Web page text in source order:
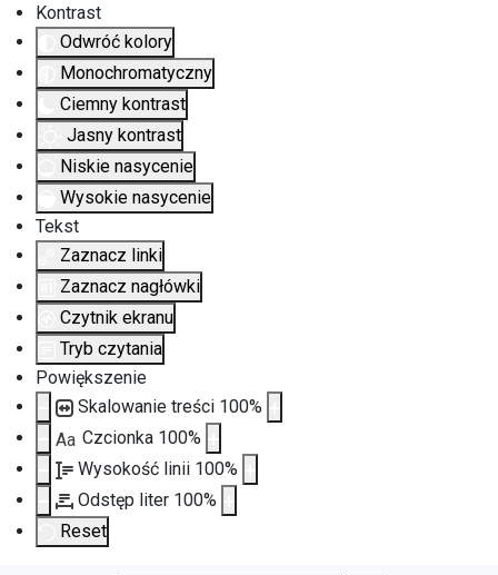
Kontrast
Odwróć kolory
Monochromatyczny
Ciemny kontrast
Jasny kontrast
Niskie nasycenie
Wysokie nasycenie
Tekst
Zaznacz linki
Zaznacz nagłówki
Czytnik ekranu
Tryb czytania
Powiększenie
Skalowanie treści 100%
Aa Czcionka 100%
Wysokość linii 100%
Odstęp liter 100%
Reset